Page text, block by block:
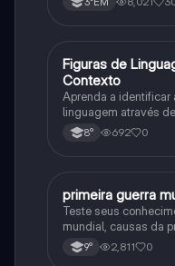
FPortuguês
Figuras de
Contexto
Aprenda a
linguagem através
8° 692 0
História
primeira guerra
Teste seus
mundial, causas da
consequências da
primeira guerra
9° 2,811 0